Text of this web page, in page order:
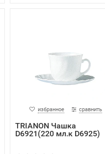
избранное сравнить
TRIANON Чашка
D6921(220 мл.к D6925)